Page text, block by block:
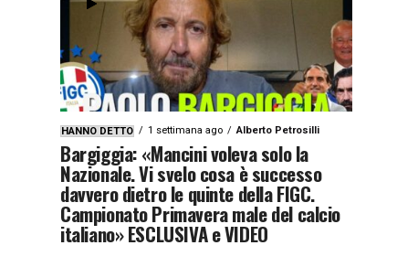
HANNO DETTO 1 settimana ago Alberto Petrosilli
Bargiggia: «Mancini voleva solo la
Nazionale. Vi svelo cosa è successo
davvero dietro le quinte della FIGC.
Campionato Primavera male del calcio
italiano» ESCLUSIVA e VIDEO